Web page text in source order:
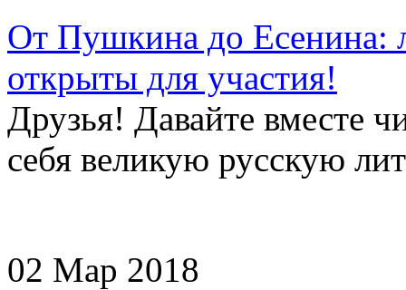
От Пушкина до Есенина:
открыты для участия!
Друзья! Давайте вместе
себя великую русскую
02 Мар 2018